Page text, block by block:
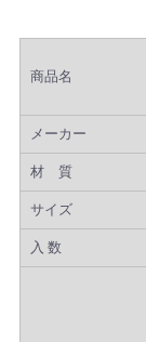
商品名
メーカー
材 質
サイズ
入 数